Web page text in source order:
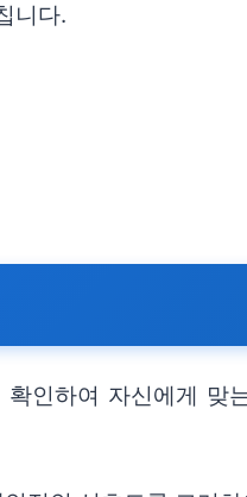
니다.
인하여 자신에게 맞